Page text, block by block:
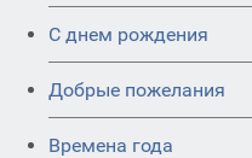
C днем рождения
Добрые пожелания
Времена года